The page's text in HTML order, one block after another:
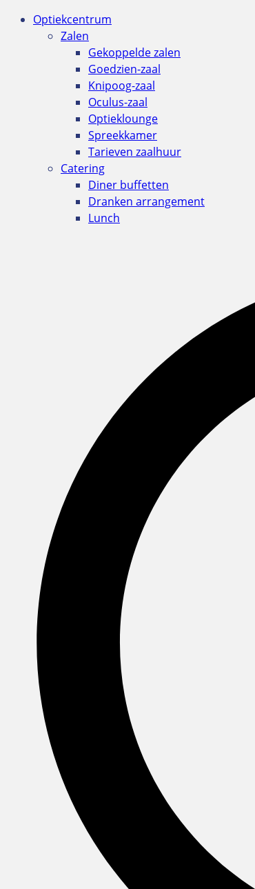
Optiekcentrum
Zalen
Gekoppelde zalen
Goedzien-zaal
Knipoog-zaal
Oculus-zaal
Optieklounge
Spreekkamer
Tarieven zaalhuur
Catering
Diner buffetten
Dranken arrangement
Lunch